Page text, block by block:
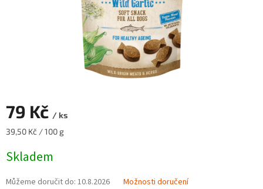
79 Kč / ks
Měrná
39,50 Kč / 100 g
Skladem
Můžeme doručit do: 10.8.2026 Možnosti doručení